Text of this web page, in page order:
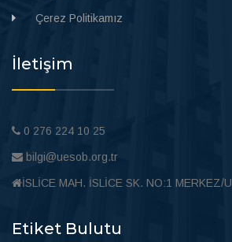
Çerez Politikamız
İletişim
0 276 224 10 25
bilgi@uesob.org.tr
İSLİCE MAH. İSLİCE SK. NO:1 MERKEZ/
Etiket Bulutu